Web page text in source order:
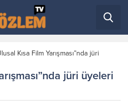
Kısa Film Yarışması”nda jüri
jüri üyeleri